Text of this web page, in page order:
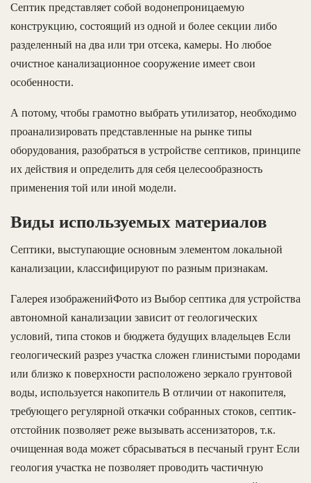
Септик представляет собой водонепроницаемую
конструкцию, состоящий из одной и более секции либо
разделенный на два или три отсека, камеры. Но любое
очистное канализационное сооружение имеет свои
особенности.
А потому, чтобы грамотно выбрать утилизатор, необходимо
проанализировать представленные на рынке типы
оборудования, разобраться в устройстве септиков, принципе
их действия и определить для себя целесообразность
применения той или иной модели.
Виды используемых материалов
Септики, выступающие основным элементом локальной
канализации, классифицируют по разным признакам.
Галерея изображенийФото из Выбор септика для устройства
автономной канализации зависит от геологических
условий, типа стоков и бюджета будущих владельцев Если
геологический разрез участка сложен глинистыми породами
или близко к поверхности расположено зеркало грунтовой
воды, используется накопитель В отличии от накопителя,
требующего регулярной откачки собранных стоков, септик-
отстойник позволяет реже вызывать ассенизаторов, т.к.
очищенная вода может сбрасываться в песчаный грунт Если
геология участка не позволяет проводить частичную